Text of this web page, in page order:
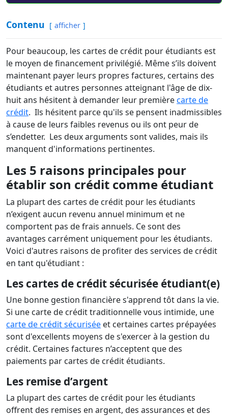
Contenu afficher
Pour beaucoup, les cartes de crédit pour étudiants est
le moyen de financement privilégié. Même s’ils doivent
maintenant payer leurs propres factures, certains des
étudiants et autres personnes atteignant l'âge de dix-
huit ans hésitent à demander leur premièrecarte de
crédit. Ils hésitent parce qu'ils se pensent inadmissibles
à cause de leurs faibles revenus ou ils ont peur de
s’endetter. Les deux arguments sont valides, mais ils
manquent d'informations pertinentes.
Les 5 raisons principales pour
établir son crédit comme étudiant
La plupart des cartes de crédit pour les étudiants
n’exigent aucun revenu annuel minimum et ne
comportent pas de frais annuels. Ce sont des
avantages carrément uniquement pour les étudiants.
Voici d'autres raisons de profiter des services de crédit
en tant qu'étudiant :
Les cartes de crédit sécurisée étudiant(e)
Une bonne gestion financière s'apprend tôt dans la vie.
Si une carte de crédit traditionnelle vous intimide, une
carte de crédit sécurisée et certaines cartes prépayées
sont d'excellents moyens de s'exercer à la gestion du
crédit. Certaines factures n’acceptent que des
paiements par cartes de crédit étudiants.
Les remise d’argent
La plupart des cartes de crédit pour les étudiants
offrent des remises en argent, des assurances et des